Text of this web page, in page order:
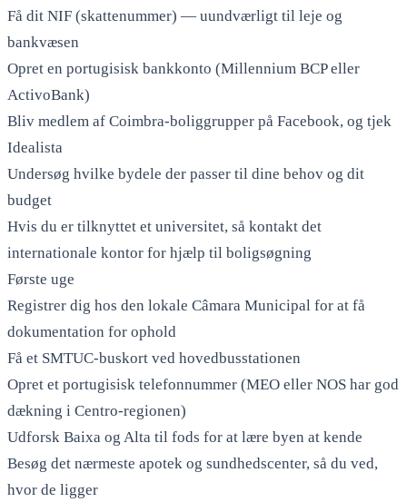
Få dit NIF (skattenummer) — uundværligt til leje og
bankvæsen
Opret en portugisisk bankkonto (Millennium BCP eller
ActivoBank)
Bliv medlem af Coimbra-boliggrupper på Facebook, og tjek
Idealista
Undersøg hvilke bydele der passer til dine behov og dit
budget
Hvis du er tilknyttet et universitet, så kontakt det
internationale kontor for hjælp til boligsøgning
Første uge
Registrer dig hos den lokale Câmara Municipal for at få
dokumentation for ophold
Få et SMTUC-buskort ved hovedbusstationen
Opret et portugisisk telefonnummer (MEO eller NOS har god
dækning i Centro-regionen)
Udforsk Baixa og Alta til fods for at lære byen at kende
Besøg det nærmeste apotek og sundhedscenter, så du ved,
hvor de ligger